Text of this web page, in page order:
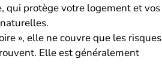
qui protège votre logement et vos
», elle ne couvre que les risques
Elle est généralement